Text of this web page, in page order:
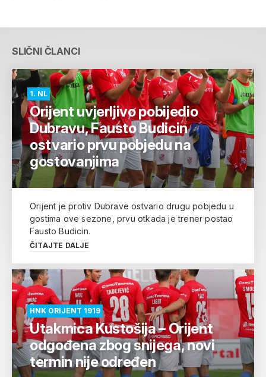
SLIČNI ČLANCI
1. NL
Orijent uvjerljivo pobijedio
Dubravu, Fausto Budicin
ostvario prvu pobjedu na
gostovanjima
Orijent je protiv Dubrave ostvario drugu pobjedu u
gostima ove sezone, prvu otkada je trener postao
Fausto Budicin.
ČITAJTE DALJE
HNK ORIJENT 1919
Utakmica Kustošija – Orijent
odgođena zbog snijega, novi
termin nije određen